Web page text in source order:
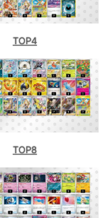
TOP4
TOP8